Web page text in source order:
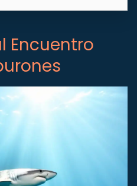
Encuentro